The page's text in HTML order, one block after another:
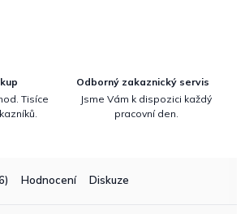
Tisíce
Odborný zakaznický servis
Jsme Vám k dispozici každý
pracovní den.
Hodnocení Diskuze